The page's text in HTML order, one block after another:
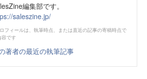
編集部です。
saleszine.jp/
フィールは、執筆時点、または直近の記事の寄稿時点で
容です
著者の最近の執筆記事